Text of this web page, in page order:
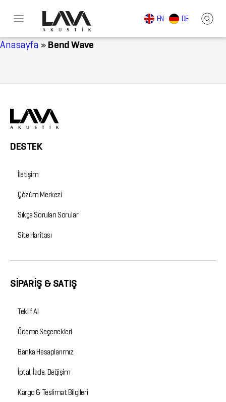
EN DE
Anasayfa » Bend Wave
DESTEK
İletişim
Çözüm Merkezi
Sıkça Sorulan Sorular
Site Haritası
SİPARİŞ & SATIŞ
Teklif Al
Ödeme Seçenekleri
Banka Hesaplarımız
İptal, İade, Değişim
Kargo & Teslimat Bilgileri